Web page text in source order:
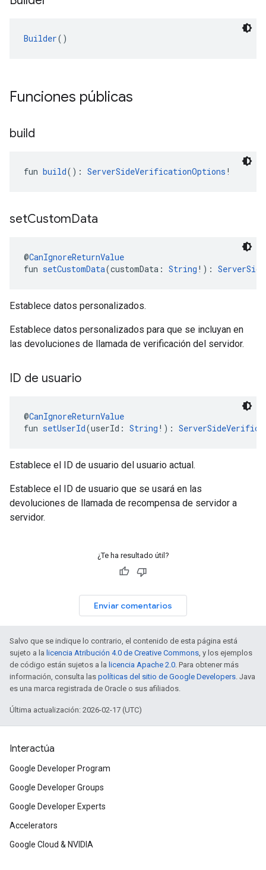
Builder()
Funciones públicas
build
fun build(): ServerSideVerificationOptions !
setCustomData
@CanIgnoreReturnValue
fun setCustomData(customData: String !):
Establece datos personalizados.
Establece datos personalizados para que se incluyan en
las devoluciones de llamada de verificación del servidor.
ID de usuario
@CanIgnoreReturnValue
fun setUserId(userId: String !):
Establece el ID de usuario del usuario actual.
Establece el ID de usuario que se usará en las
devoluciones de llamada de recompensa de servidor a
servidor.
¿Te ha resultado útil?
Enviar comentarios
Salvo que se indique lo contrario, el contenido de esta página está
sujeto a la licencia Atribución 4.0 de Creative Commons, y los ejemplos
de código están sujetos a la licencia Apache 2.0. Para obtener más
información, consulta las políticas del sitio de Google Developers. Java
es una marca registrada de Oracle o sus afiliados.
Última actualización: 2026-02-17 (UTC)
Interactúa
Google Developer Program
Google Developer Groups
Google Developer Experts
Accelerators
Google Cloud & NVIDIA